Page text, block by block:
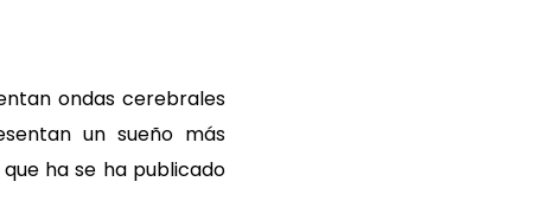
ondas cerebrales
un sueño más
ha se ha publicado